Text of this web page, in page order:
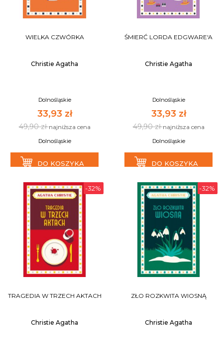
WIELKA CZWÓRKA
Christie Agatha
Dolnośląskie
33,93 zł
49,90 złnajniższa cena
Dolnośląskie
DO KOSZYKA
ŚMIERĆ LORDA EDGWARE'A
Christie Agatha
Dolnośląskie
33,93 zł
49,90 złnajniższa cena
Dolnośląskie
DO KOSZYKA
-32%
TRAGEDIA W TRZECH AKTACH
Christie Agatha
-32%
ZŁO ROZKWITA WIOSNĄ
Christie Agatha